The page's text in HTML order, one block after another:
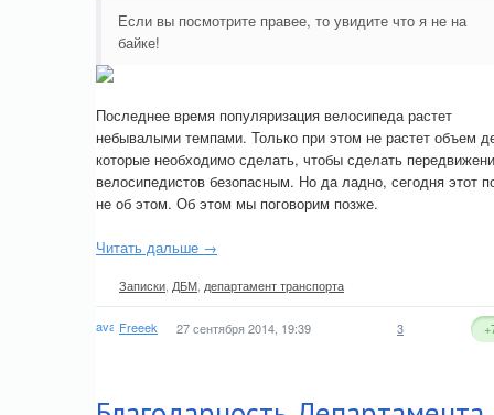
Если вы посмотрите правее, то увидите что я не на
байке!
Последнее время популяризация велосипеда растет
небывалыми темпами. Только при этом не растет объем
которые необходимо сделать, чтобы сделать
велосипедистов безопасным. Но да ладно, сегодня этот
не об этом. Об этом мы поговорим позже.
Читать дальше →
Записки ДБМ департамент транспорта
Freeek 27 сентября 2014, 19:39 3